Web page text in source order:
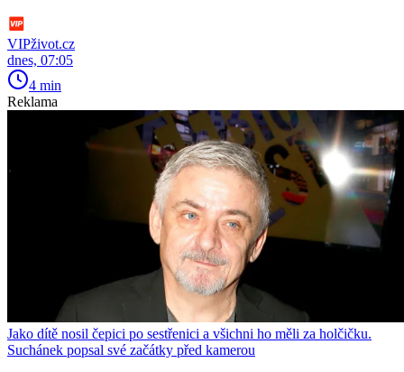
VIPživot.cz
dnes, 07:05
4 min
Reklama
Jako dítě nosil čepici po sestřenici a všichni ho měli za holčičku.
Suchánek popsal své začátky před kamerou